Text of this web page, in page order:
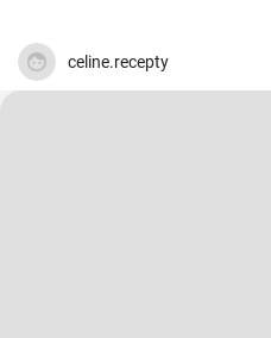
celine.recepty